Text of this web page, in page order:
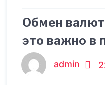
Обмен
это важно в
admin